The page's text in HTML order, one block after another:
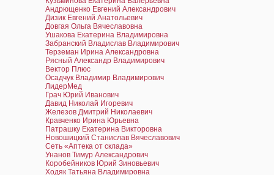
Андрющенко Евгений Александрович
Дизик Евгений Анатольевич
Довгая Ольга Вячеславовна
Ушакова Екатерина Владимировна
Забранский Владислав Владимирович
Терземан Ирина Александровна
Рясный Александр Владимирович
Вектор Плюс
Осадчук Владимир Владимирович
ЛидерМед
Грач Юрий Иванович
Давид Николай Игоревич
Железов Дмитрий Николаевич
Кравченко Ирина Юрьевна
Патрашку Екатерина Викторовна
Новошицкий Станислав Вячеславович
Сеть «Аптека от склада»
Унанов Тимур Александрович
Коробейников Юрий Зиновьевич
Ходяк Татьяна Владимировна